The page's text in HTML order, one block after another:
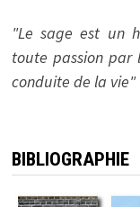
"Le sage est un
toute passion par
conduite de la vie"
BIBLIOGRAPHIE